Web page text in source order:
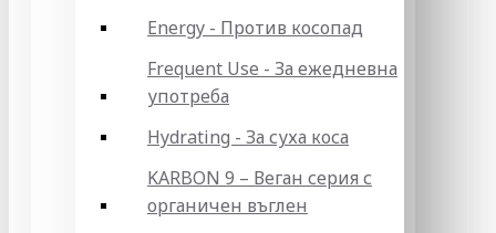
Energy - Против косопад
Frequent Use - За ежедневна
употреба
Hydrating - За суха коса
KARBON 9 – Веган серия с
органичен въглен